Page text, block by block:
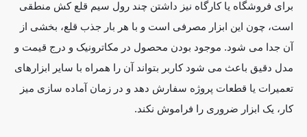
برای فروشگاه یا کارگاه نیز داشتن چند رول سیم قلع کش منطقی
است، چون این ابزار مصرفی است و با هر بار جذب قلع، بخشی از
آن جدا می شود. موجود بودن محصول در مکاترونیک و درج قیمت و
مدل دقیق باعث می شود کاربر بتواند آن را همراه با سایر ابزارهای
تعمیرات یا قطعات پروژه سفارش دهد و در زمان آماده سازی میز
کار، یک ابزار ضروری را فراموش نکند.